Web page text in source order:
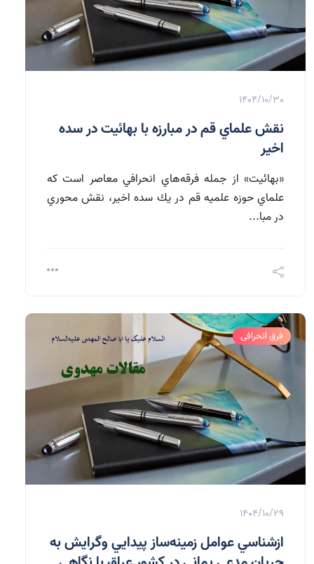
1404/10/30
نقش علماي قم در مبارزه با بهائيت در سده
اخير
«بهائيت» از جمله فرقه‌‌هاي انحرافي معاصر است كه
علماي حوزه علميه قم در يك سده اخير، نقش محوري
در مبا...
فرق انحرافی
1404/10/29
ازشناسي عوامل زمينه‌ساز پيدايي وگرايش به